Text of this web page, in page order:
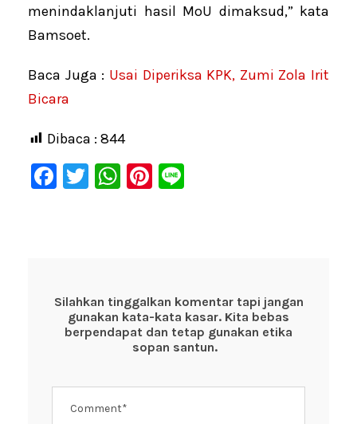
menindaklanjuti hasil MoU dimaksud,” kata
Bamsoet.
Baca Juga : Usai Diperiksa KPK, Zumi Zola Irit
Bicara
Dibaca : 844
F
o
o
T
W
p
p
Pi
Silahkan tinggalkan komentar tapi jangan
gunakan kata-kata kasar. Kita bebas
berpendapat dan tetap gunakan etika
sopan santun.